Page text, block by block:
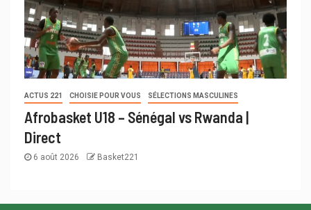
ACTUS 221 CHOISIE POUR VOUS SÉLECTIONS MASCULINES
Afrobasket U18 – Sénégal vs Rwanda |
Direct
6 août 2026 Basket221